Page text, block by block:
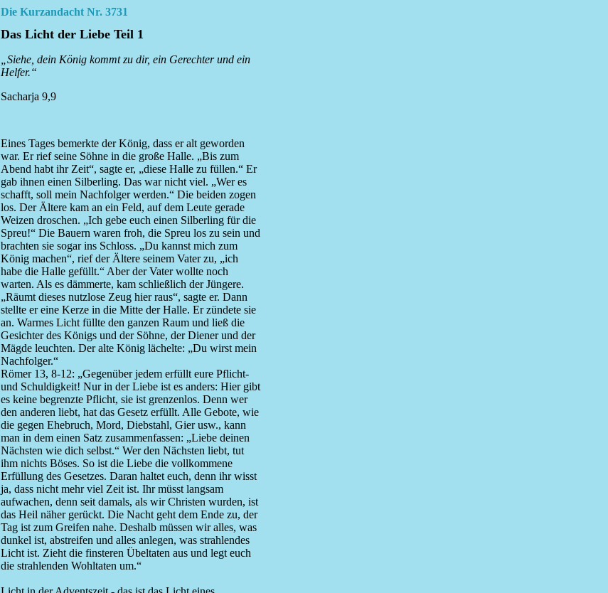
Die Kurzandacht Nr. 3731
Das Licht der Liebe Teil 1
„Siehe, dein König kommt zu dir, ein Gerechter und ein
Helfer.“
Sacharja 9,9
Eines Tages bemerkte der König, dass er alt geworden
war. Er rief seine Söhne in die große Halle. „Bis zum
Abend habt ihr Zeit“, sagte er, „diese Halle zu füllen.“ Er
gab ihnen einen Silberling. Das war nicht viel. „Wer es
schafft, soll mein Nachfolger werden.“ Die beiden zogen
los. Der Ältere kam an ein Feld, auf dem Leute gerade
Weizen droschen. „Ich gebe euch einen Silberling für die
Spreu!“ Die Bauern waren froh, die Spreu los zu sein und
brachten sie sogar ins Schloss. „Du kannst mich zum
König machen“, rief der Ältere seinem Vater zu, „ich
habe die Halle gefüllt.“ Aber der Vater wollte noch
warten. Als es dämmerte, kam schließlich der Jüngere.
„Räumt dieses nutzlose Zeug hier raus“, sagte er. Dann
stellte er eine Kerze in die Mitte der Halle. Er zündete sie
an. Warmes Licht füllte den ganzen Raum und ließ die
Gesichter des Königs und der Söhne, der Diener und der
Mägde leuchten. Der alte König lächelte: „Du wirst mein
Nachfolger.“
Römer 13, 8-12: „Gegenüber jedem erfüllt eure Pflicht-
und Schuldigkeit! Nur in der Liebe ist es anders: Hier gibt
es keine begrenzte Pflicht, sie ist grenzenlos. Denn wer
den anderen liebt, hat das Gesetz erfüllt. Alle Gebote, wie
die gegen Ehebruch, Mord, Diebstahl, Gier usw., kann
man in dem einen Satz zusammenfassen: „Liebe deinen
Nächsten wie dich selbst.“ Wer den Nächsten liebt, tut
ihm nichts Böses. So ist die Liebe die vollkommene
Erfüllung des Gesetzes. Daran haltet euch, denn ihr wisst
ja, dass nicht mehr viel Zeit ist. Ihr müsst langsam
aufwachen, denn seit damals, als wir Christen wurden, ist
das Heil näher gerückt. Die Nacht geht dem Ende zu, der
Tag ist zum Greifen nahe. Deshalb müssen wir alles, was
dunkel ist, abstreifen und alles anlegen, was strahlendes
Licht ist. Zieht die finsteren Übeltaten aus und legt euch
die strahlenden Wohltaten um.“